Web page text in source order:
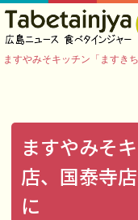
ますやみそキッチン「ますき
ますやみそ
店、国泰寺
に